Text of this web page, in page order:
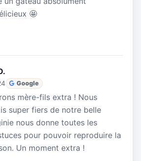
🤩
Google
mère-fils extra ! Nous
super fiers de notre belle
nous donne toutes les
pour pouvoir reproduire la
Un moment extra !